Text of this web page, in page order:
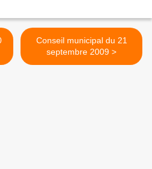
Conseil municipal du 21
septembre 2009 >